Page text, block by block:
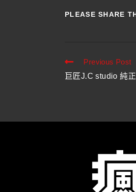
PLEASE SHARE
Previous Post
巨匠J.C studio 純